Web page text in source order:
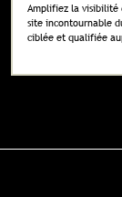
Amplifiez la visibilité
site incontournable
ciblée et qualifiée